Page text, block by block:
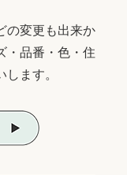
の変更も出来か
・品番・色・住
ます。